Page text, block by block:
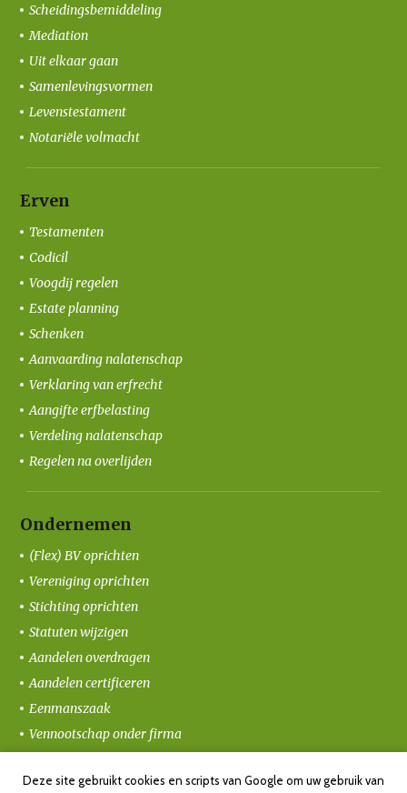
Scheidingsbemiddeling
Mediation
Uit elkaar gaan
Samenlevingsvormen
Levenstestament
Notariële volmacht
Erven
Testamenten
Codicil
Voogdij regelen
Estate planning
Schenken
Aanvaarding nalatenschap
Verklaring van erfrecht
Aangifte erfbelasting
Verdeling nalatenschap
Regelen na overlijden
Ondernemen
(Flex) BV oprichten
Vereniging oprichten
Stichting oprichten
Statuten wijzigen
Aandelen overdragen
Aandelen certificeren
Eenmanszaak
Vennootschap onder firma
Ondernemersvolmacht
Deze site gebruikt cookies en scripts van Google om uw gebruik van